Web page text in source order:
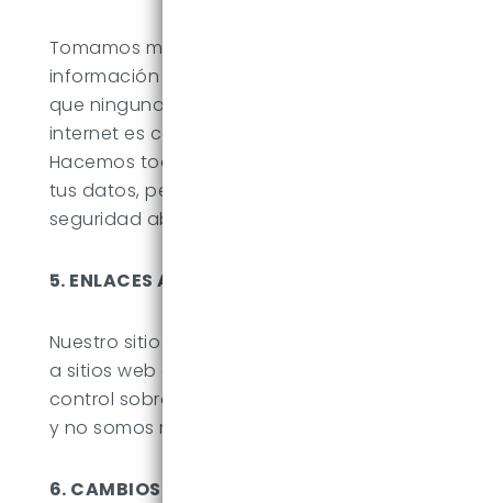
Tomamos medidas para proteger tu
información personal, pero ten en cuenta
que ninguna transmisión de datos por
internet es completamente segura.
Hacemos todo lo posible para proteger
tus datos, pero no podemos garantizar su
seguridad absoluta.
5. ENLACES A TERCEROS
Nuestro sitio web puede contener enlaces
a sitios web de terceros. No tenemos
control sobre sus prácticas de privacidad
y no somos responsables de ellas.
6. CAMBIOS EN LA POLÍTICA DE